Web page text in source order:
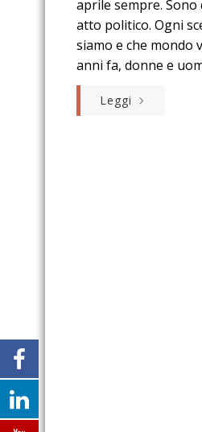
aprile sempre. Sono
atto politico. Ogni
siamo e che mondo
anni fa, donne e
Leggi